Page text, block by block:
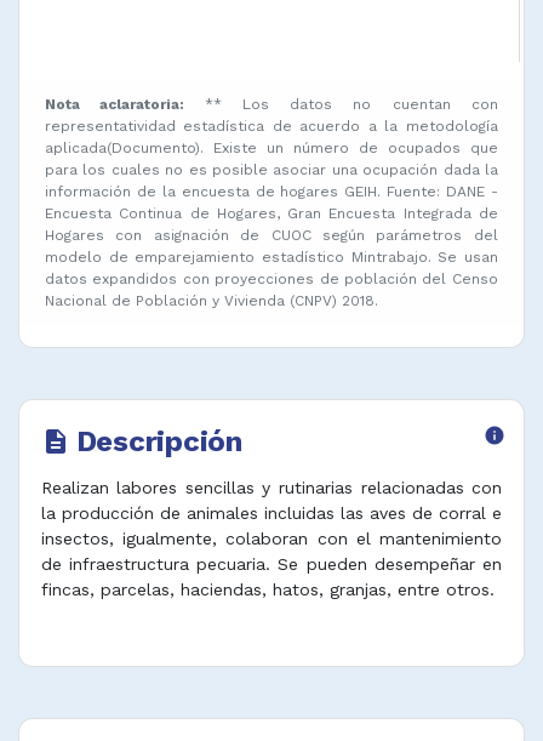
Nota aclaratoria:
** Los datos no cuentan con
representatividad estadística de acuerdo a la metodología
aplicada(Documento). Existe un número de ocupados que
para los cuales no es posible asociar una ocupación dada la
información de la encuesta de hogares GEIH. Fuente: DANE -
Encuesta Continua de Hogares, Gran Encuesta Integrada de
Hogares con asignación de CUOC según parámetros del
modelo de emparejamiento estadístico Mintrabajo. Se usan
datos expandidos con proyecciones de población del Censo
Nacional de Población y Vivienda (CNPV) 2018.
description Descripción info
Realizan labores sencillas y rutinarias relacionadas con
la producción de animales incluidas las aves de corral e
insectos, igualmente, colaboran con el mantenimiento
de infraestructura pecuaria. Se pueden desempeñar en
fincas, parcelas, haciendas, hatos, granjas, entre otros.